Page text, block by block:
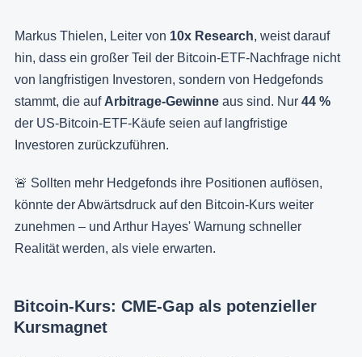
Markus Thielen, Leiter von 10x Research, weist darauf
hin, dass ein großer Teil der Bitcoin-ETF-Nachfrage nicht
von langfristigen Investoren, sondern von Hedgefonds
stammt, die auf Arbitrage-Gewinne aus sind. Nur 44 %
der US-Bitcoin-ETF-Käufe seien auf langfristige
Investoren zurückzuführen.
🚨 Sollten mehr Hedgefonds ihre Positionen auflösen,
könnte der Abwärtsdruck auf den Bitcoin-Kurs weiter
zunehmen – und Arthur Hayes' Warnung schneller
Realität werden, als viele erwarten.
Bitcoin-Kurs: CME-Gap als potenzieller
Kursmagnet